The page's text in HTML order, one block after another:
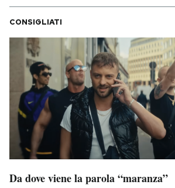
CONSIGLIATI
Da dove viene la parola “maranza”